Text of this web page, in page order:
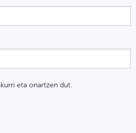
eta onartzen dut.